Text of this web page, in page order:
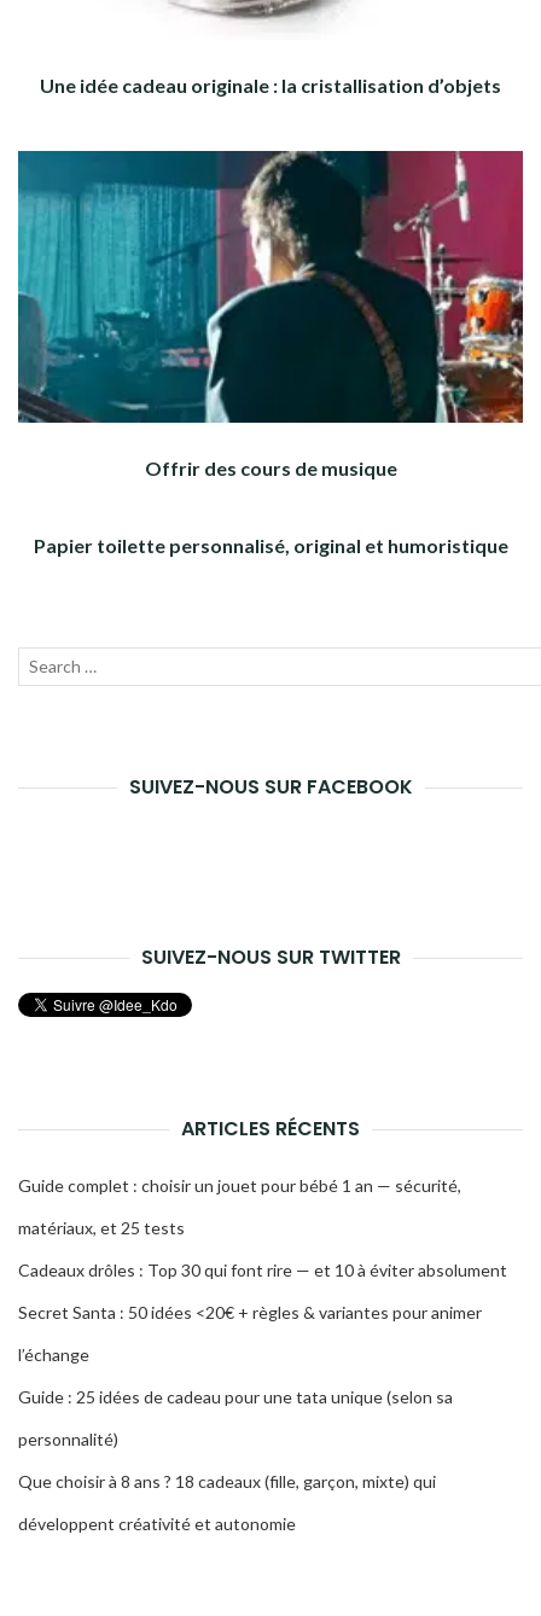
Une idée cadeau originale : la cristallisation d’objets
Offrir des cours de musique
Papier toilette personnalisé, original et humoristique
Recherche
SUIVEZ-NOUS SUR FACEBOOK
SUIVEZ-NOUS SUR TWITTER
ARTICLES RÉCENTS
Guide complet : choisir un jouet pour bébé 1 an — sécurité,
matériaux, et 25 tests
Cadeaux drôles : Top 30 qui font rire — et 10 à éviter absolument
Secret Santa : 50 idées <20€ + règles & variantes pour animer
l’échange
Guide : 25 idées de cadeau pour une tata unique (selon sa
personnalité)
Que choisir à 8 ans ? 18 cadeaux (fille, garçon, mixte) qui
développent créativité et autonomie